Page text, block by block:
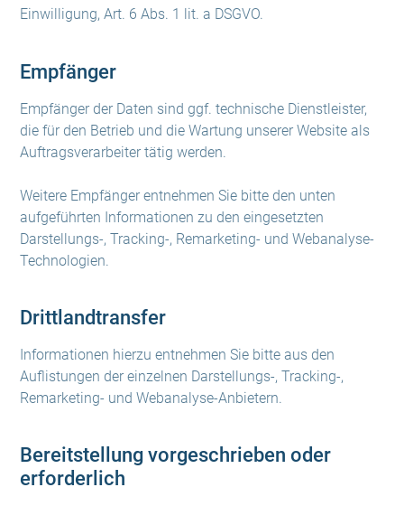
Einwilligung, Art. 6 Abs. 1 lit. a DSGVO.
Empfänger
Empfänger der Daten sind ggf. technische Dienstleister,
die für den Betrieb und die Wartung unserer Website als
Auftragsverarbeiter tätig werden.
Weitere Empfänger entnehmen Sie bitte den unten
aufgeführten Informationen zu den eingesetzten
Darstellungs-, Tracking-, Remarketing- und Webanalyse-
Technologien.
Drittlandtransfer
Informationen hierzu entnehmen Sie bitte aus den
Auflistungen der einzelnen Darstellungs-, Tracking-,
Remarketing- und Webanalyse-Anbietern.
Bereitstellung vorgeschrieben oder
erforderlich